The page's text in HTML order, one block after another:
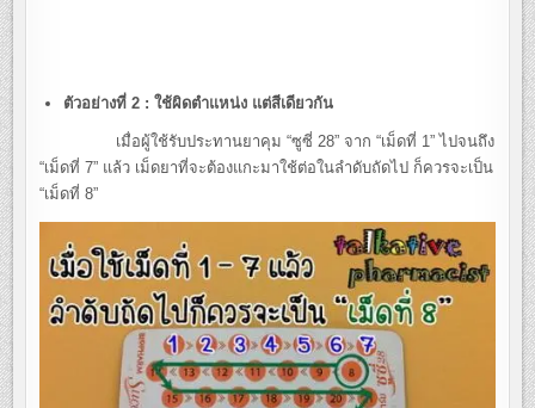
ตัวอย่างที่ 2 : ใช้ผิดตำแหน่ง แต่สีเดียวกัน
เมื่อผู้ใช้รับประทานยาคุม “ซูซี่ 28” จาก “เม็ดที่ 1” ไปจนถึง
“เม็ดที่ 7” แล้ว เม็ดยาที่จะต้องแกะมาใช้ต่อในลำดับถัดไป ก็ควรจะเป็น
“เม็ดที่ 8”